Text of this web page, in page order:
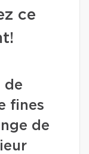
ce
de
fines
de